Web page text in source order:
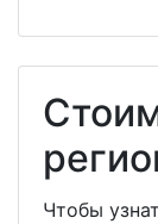
Чтобы